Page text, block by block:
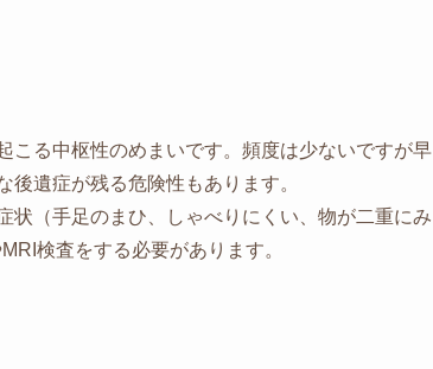
る中枢性のめまいです。頻度は少ないですが早
遺症が残る危険性もあります。
（手足のまひ、しゃべりにくい、物が二重にみ
検査をする必要があります。